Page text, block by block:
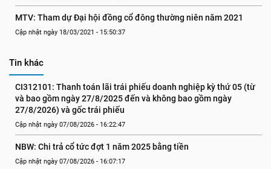
MTV: Tham dự Đại hội đồng cổ đông thường niên năm 2021
Cập nhật ngày 18/03/2021 - 15:50:37
Tin khác
CI312101: Thanh toán lãi trái phiếu doanh nghiệp kỳ thứ 05 (từ
và bao gồm ngày 27/8/2025 đến và không bao gồm ngày
27/8/2026) và gốc trái phiếu
Cập nhật ngày 07/08/2026 - 16:22:47
NBW: Chi trả cổ tức đợt 1 năm 2025 bằng tiền
Cập nhật ngày 07/08/2026 - 16:07:17